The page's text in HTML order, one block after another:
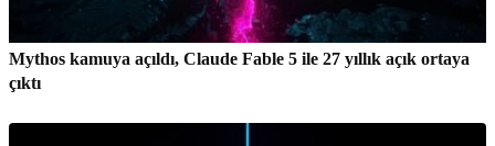
Mythos kamuya açıldı, Claude Fable 5 ile 27 yıllık açık ortaya
çıktı